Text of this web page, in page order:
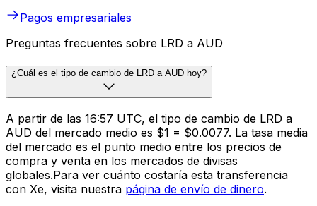
Pagos empresariales
Preguntas frecuentes sobre LRD a AUD
¿Cuál es el tipo de cambio de LRD a AUD hoy?
A partir de las 16:57 UTC, el tipo de cambio de LRD a
AUD del mercado medio es $1 = $0.0077. La tasa media
del mercado es el punto medio entre los precios de
compra y venta en los mercados de divisas
globales.Para ver cuánto costaría esta transferencia
con Xe, visita nuestra página de envío de dinero.